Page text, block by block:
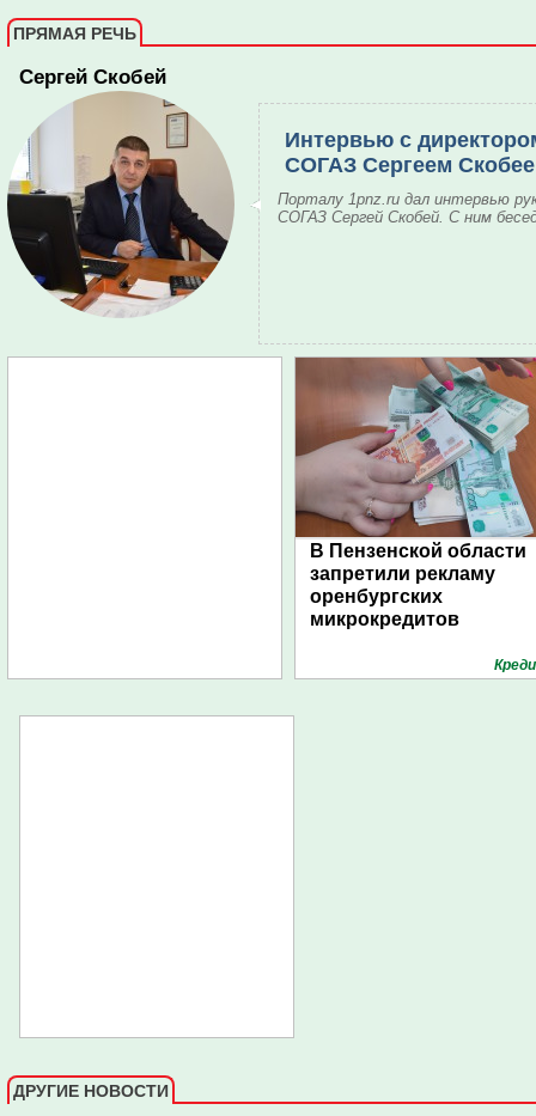
ПРЯМАЯ РЕЧЬ
Сергей Скобей
Интервью с
СОГАЗ Сергеем
Порталу 1pnz.ru дал интервью
СОГАЗ Сергей Скобей. С ним
В Пензенской области
запретили рекламу
оренбургских
микрокредитов
ДРУГИЕ НОВОСТИ